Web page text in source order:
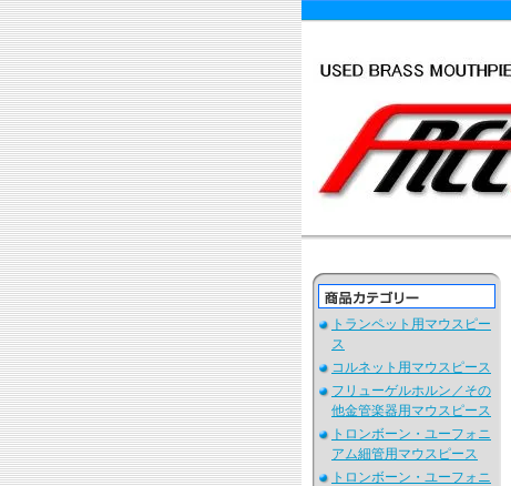
トランペット用マウスピー
ス
コルネット用マウスピース
フリューゲルホルン／その
他金管楽器用マウスピース
トロンボーン・ユーフォニ
アム細管用マウスピース
トロンボーン・ユーフォニ